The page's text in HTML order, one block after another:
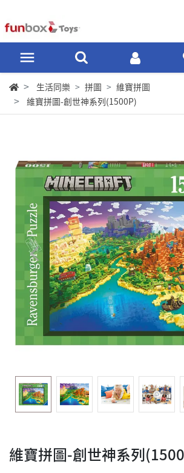
生活同樂 拼圖
維寶拼圖
維寶拼圖-創世神系列(1500P)
維寶拼圖-創世神系列